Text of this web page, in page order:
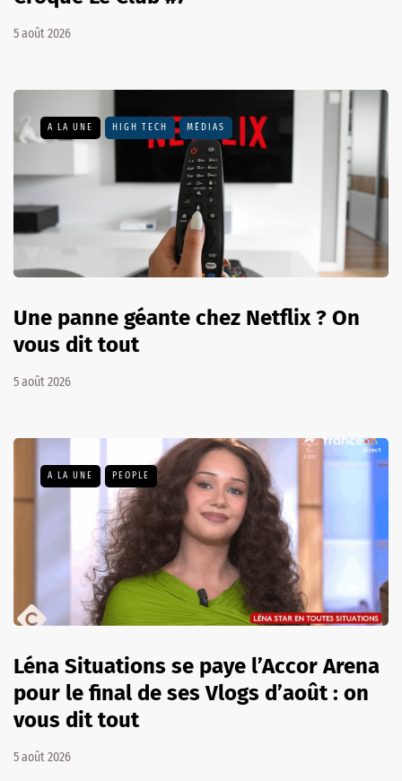
5 août 2026
A LA UNE HIGH TECH MÉDIAS
Une panne géante chez Netflix ? On
vous dit tout
5 août 2026
A LA UNE PEOPLE
Léna Situations se paye l’Accor Arena
pour le final de ses Vlogs d’août : on
vous dit tout
5 août 2026